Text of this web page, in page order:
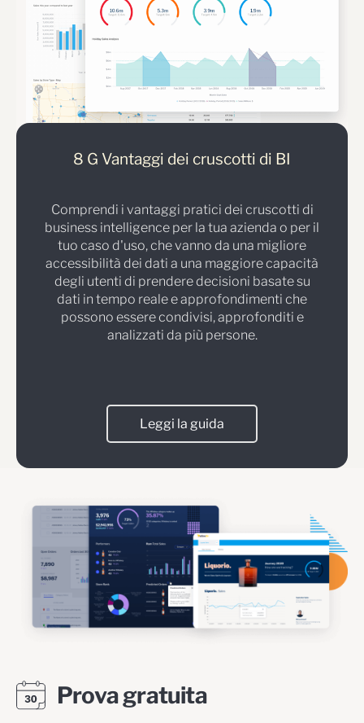
8 G Vantaggi dei cruscotti di BI
Comprendi i vantaggi pratici dei cruscotti di
business intelligence per la tua azienda o per il
tuo caso d'uso, che vanno da una migliore
accessibilità dei dati a una maggiore capacità
degli utenti di prendere decisioni basate su
dati in tempo reale e approfondimenti che
possono essere condivisi, approfonditi e
analizzati da più persone.
Leggi la guida
Prova gratuita